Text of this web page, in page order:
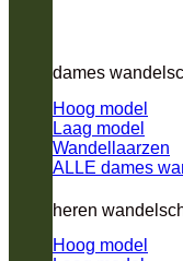
dames
Hoog model
Laag model
Wandellaarzen
ALLE dames
heren
Hoog model